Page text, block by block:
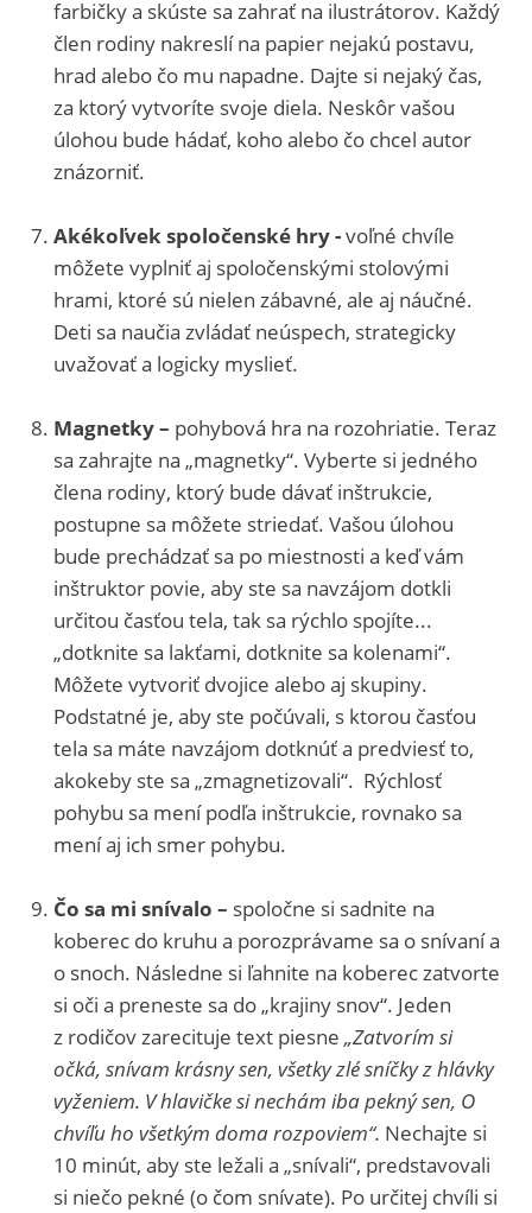
farbičky a skúste sa zahrať na ilustrátorov. Každý
člen rodiny nakreslí na papier nejakú postavu,
hrad alebo čo mu napadne. Dajte si nejaký čas,
za ktorý vytvoríte svoje diela. Neskôr vašou
úlohou bude hádať, koho alebo čo chcel autor
znázorniť.
Akékoľvek spoločenské hry -voľné chvíle
môžete vyplniť aj spoločenskými stolovými
hrami, ktoré sú nielen zábavné, ale aj náučné.
Deti sa naučia zvládať neúspech, strategicky
uvažovať a logicky myslieť.
Magnetky – pohybová hra na rozohriatie. Teraz
sa zahrajte na „magnetky“. Vyberte si jedného
člena rodiny, ktorý bude dávať inštrukcie,
postupne sa môžete striedať. Vašou úlohou
bude prechádzať sa po miestnosti a keď vám
inštruktor povie, aby ste sa navzájom dotkli
určitou časťou tela, tak sa rýchlo spojíte...
„dotknite sa lakťami, dotknite sa kolenami“.
Môžete vytvoriť dvojice alebo aj skupiny.
Podstatné je, aby ste počúvali, s ktorou časťou
tela sa máte navzájom dotknúť a predviesť to,
akokeby ste sa „zmagnetizovali“. Rýchlosť
pohybu sa mení podľa inštrukcie, rovnako sa
mení aj ich smer pohybu.
Čo sa mi snívalo – spoločne si sadnite na
koberec do kruhu a porozprávame sa o snívaní a
o snoch. Následne si ľahnite na koberec zatvorte
si oči a preneste sa do „krajiny snov“. Jeden
z rodičov zarecituje text piesne „Zatvorím si
očká, snívam krásny sen, všetky zlé sníčky z hlávky
vyženiem. V hlavičke si nechám iba pekný sen, O
chvíľu ho všetkým doma rozpoviem“. Nechajte si
10 minút, aby ste ležali a „snívali“, predstavovali
si niečo pekné (o čom snívate). Po určitej chvíli si